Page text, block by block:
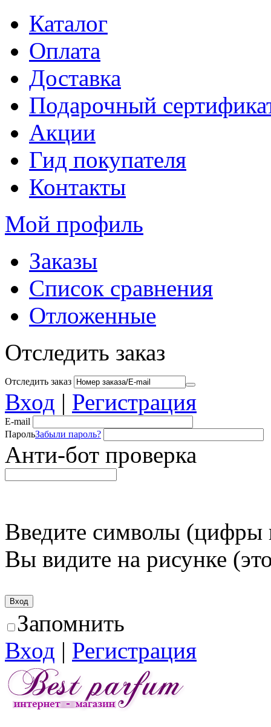
Каталог
Оплата
Доставка
Подарочный
Акции
Гид покупателя
Контакты
Мой профиль
Заказы
Список сравнения
Отложенные
Отследить заказ
Отследить заказ
Вход | Регистрация
E-mail
ПарольЗабыли пароль?
Анти-бот проверка
Введите символы (цифры
Вы видите на рисунке
Запомнить
Вход | Регистрация